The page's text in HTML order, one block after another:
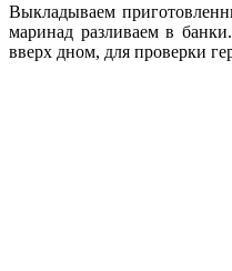
Выкладываем
маринад разливаем в
вверх дном, для проверки